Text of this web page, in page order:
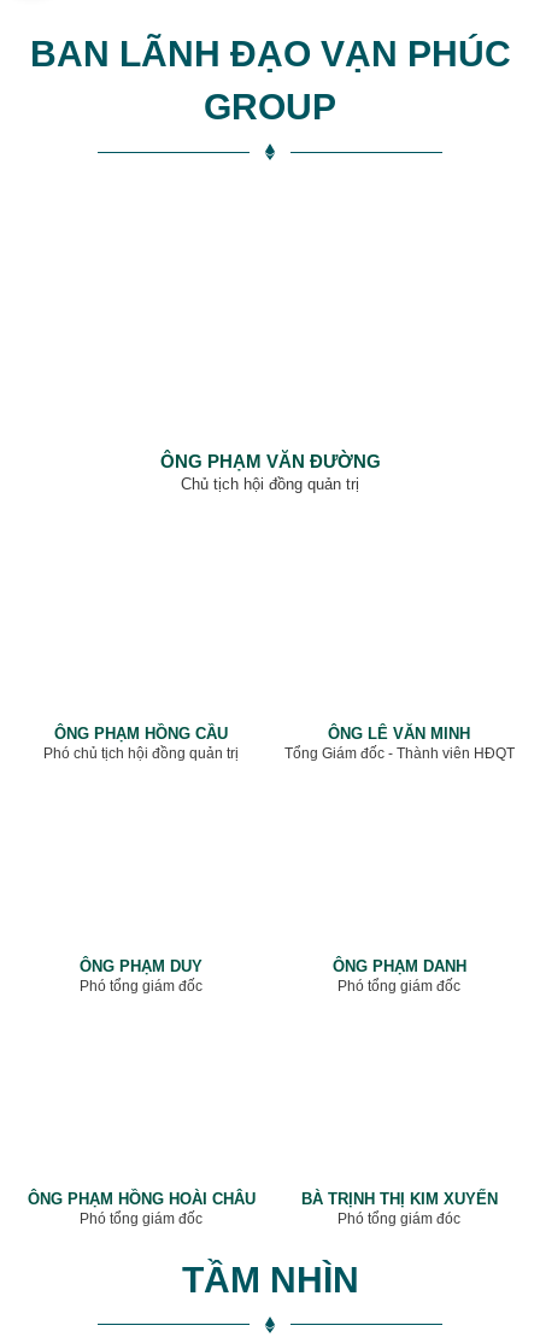
BAN LÃNH ĐẠO VẠN PHÚC
GROUP
ÔNG PHẠM VĂN ĐƯỜNG
Chủ tịch hội đồng quản trị
ÔNG PHẠM HỒNG CẦU
Phó chủ tịch hội đồng quản trị
ÔNG LÊ VĂN MINH
Tổng Giám đốc - Thành viên HĐQT
ÔNG PHẠM DUY
Phó tổng giám đốc
ÔNG PHẠM DANH
Phó tổng giám đốc
ÔNG PHẠM HỒNG HOÀI CHÂU
Phó tổng giám đốc
BÀ TRỊNH THỊ KIM XUYẾN
Phó tổng giám đóc
TẦM NHÌN